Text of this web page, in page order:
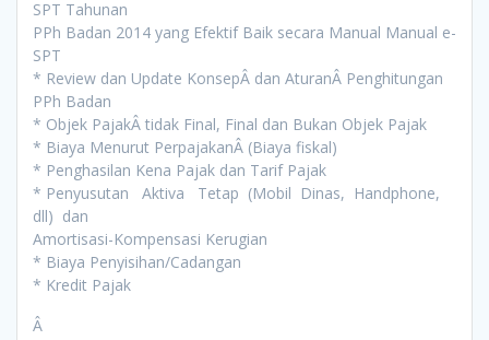
SPT Tahunan
PPh Badan 2014 yang Efektif Baik secara Manual Manual e-
SPT
* Review dan Update KonsepÂ dan AturanÂ Penghitungan
PPh Badan
* Objek PajakÂ tidak Final, Final dan Bukan Objek Pajak
* Biaya Menurut PerpajakanÂ (Biaya fiskal)
* Penghasilan Kena Pajak dan Tarif Pajak
* Penyusutan Aktiva Tetap (Mobil Dinas, Handphone,
dll) dan
Amortisasi-Kompensasi Kerugian
* Biaya Penyisihan/Cadangan
* Kredit Pajak
Â